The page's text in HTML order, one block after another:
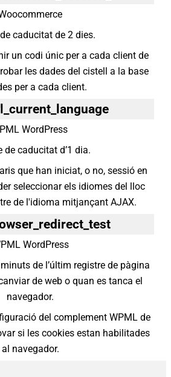
caducitat de 2 dies.
un codi únic per a cada client de
les dades del cistell a la base
per a cada client.
WordPress
de caducitat d’1 dia.
que han iniciat, o no, sessió en
seleccionar els idiomes del lloc
de l'idioma mitjançant AJAX.
WordPress
de l’últim registre de pàgina
de web o quan es tanca el
navegador.
del complement WPML de
si les cookies estan habilitades
al navegador.